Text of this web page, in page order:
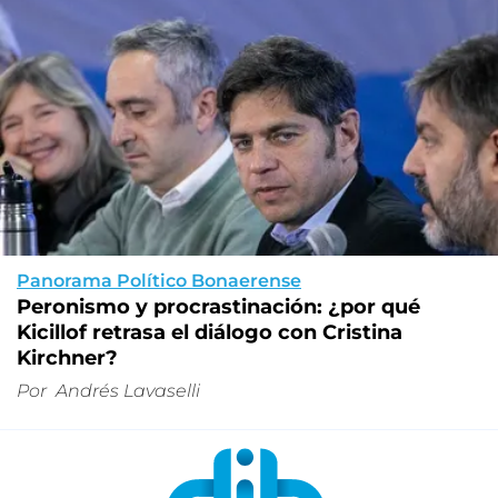
Panorama Político Bonaerense
Peronismo y procrastinación: ¿por qué
Kicillof retrasa el diálogo con Cristina
Kirchner?
Por Andrés Lavaselli